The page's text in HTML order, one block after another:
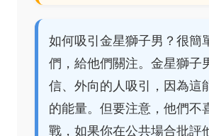
如何吸引金星獅子男？很簡
們，給他們關注。金星獅子
信、外向的人吸引，因為這
的能量。但要注意，他們不
戰，如果你在公共場合批評